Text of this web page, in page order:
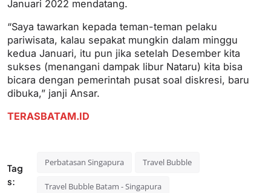
Januari 2022 mendatang.
“Saya tawarkan kepada teman-teman pelaku
pariwisata, kalau sepakat mungkin dalam minggu
kedua Januari, itu pun jika setelah Desember kita
sukses (menangani dampak libur Nataru) kita bisa
bicara dengan pemerintah pusat soal diskresi, baru
dibuka,” janji Ansar.
TERASBATAM.ID
Tag
s:
Perbatasan Singapura Travel Bubble
Travel Bubble Batam - Singapura